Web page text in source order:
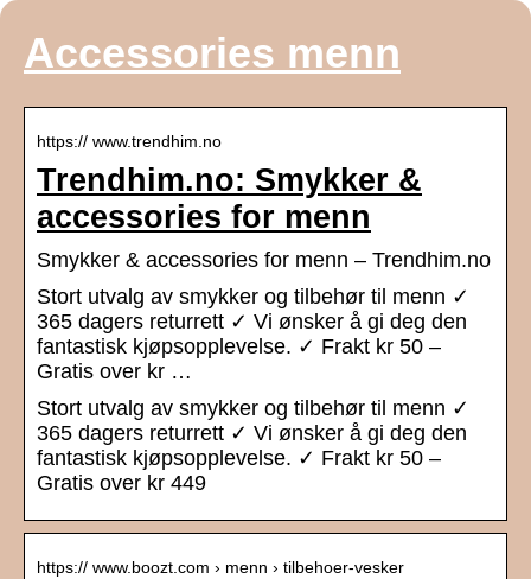
Accessories menn
https:// www.trendhim.no
Trendhim.no: Smykker &
accessories for menn
Smykker & accessories for menn – Trendhim.no
Stort utvalg av smykker og tilbehør til menn ✓
365 dagers returrett ✓ Vi ønsker å gi deg den
fantastisk kjøpsopplevelse. ✓ Frakt kr 50 –
Gratis over kr …
Stort utvalg av smykker og tilbehør til menn ✓
365 dagers returrett ✓ Vi ønsker å gi deg den
fantastisk kjøpsopplevelse. ✓ Frakt kr 50 –
Gratis over kr 449
https:// www.boozt.com › menn › tilbehoer-vesker